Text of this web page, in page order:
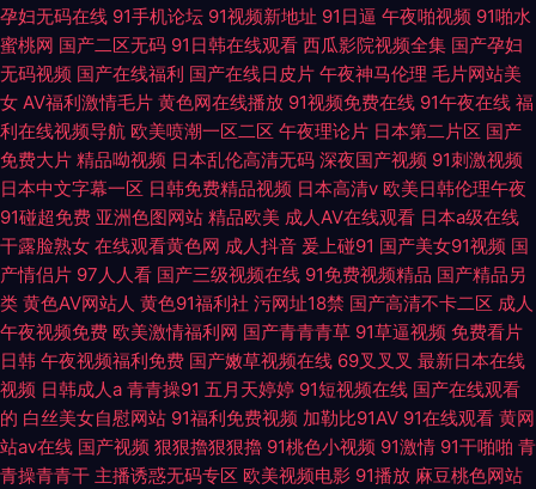
孕妇无码在线 91手机论坛 91视频新地址 91日逼 午夜啪视频 91啪水
蜜桃网 国产二区无码 91日韩在线观看 西瓜影院视频全集 国产孕妇
无码视频 国产在线福利 国产在线日皮片 午夜神马伦理 毛片网站美
女 AV福利激情毛片 黄色网在线播放 91视频免费在线 91午夜在线 福
利在线视频导航 欧美喷潮一区二区 午夜理论片 日本第二片区 国产
免费大片 精品呦视频 日本乱伦高清无码 深夜国产视频 91刺激视频
日本中文字幕一区 日韩免费精品视频 日本高清v 欧美日韩伦理午夜
91碰超免费 亚洲色图网站 精品欧美 成人AV在线观看 日本a级在线
干露脸熟女 在线观看黄色网 成人抖音 爰上碰91 国产美女91视频 国
产情侣片 97人人看 国产三级视频在线 91免费视频精品 国产精品另
类 黄色AV网站人 黄色91福利社 污网址18禁 国产高清不卡二区 成人
午夜视频免费 欧美激情福利网 国产青青青草 91草逼视频 免费看片
日韩 午夜视频福利免费 国产嫩草视频在线 69叉叉叉 最新日本在线
视频 日韩成人a 青青操91 五月天婷婷 91短视频在线 国产在线观看
的 白丝美女自慰网站 91福利免费视频 加勒比91AV 91在线观看 黄网
站av在线 国产视频 狠狠擼狠狠擼 91桃色小视频 91激情 91干啪啪 青
青操青青干 主播诱惑无码专区 欧美视频电影 91播放 麻豆桃色网站